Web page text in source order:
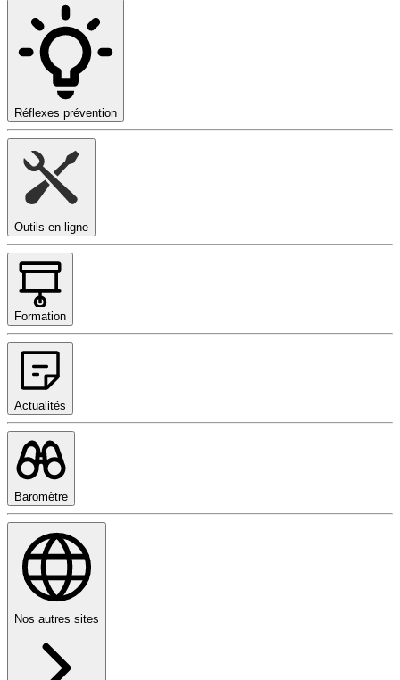
Réflexes prévention
Outils en ligne
Formation
Actualités
Baromètre
Nos autres sites